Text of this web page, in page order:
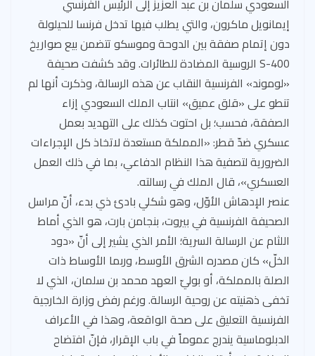
السعودي سلمان بن عبد العزيز إلى الرئيس الفرنسي
إيمانويل ماكرون، والتي يطلب فيها تدخل فرنسا للحيلولة
دون إتمام صفقة بين الدوحة وموسكو تتضمن بيع صواريخ
S-400 الروسية المضادة للطائرات. وقد كشفت صحيفة
«لوموند» الفرنسية النقاب عن هذه الرسالة، وذكرت أنها لم
تنطو على «قلق عميق» انتاب الملك السعودي إزاء
الصفقة، فحسب؛ بل احتوت كذلك على التهديد بعمل
عسكري ضدّ قطر: «المملكة مستعدة لاتخاذ كل الإجراءات
الضرورية لتصفية هذا النظام الدفاعي، بما في ذلك العمل
العسكري»، قال الملك في رسالته.
عنصر الإدهاش الأوّل، وهو شكلي بادئ ذي بدء، أنّ مراسل
الصحيفة الفرنسية في بيروت، بنجامن بارت، هو الذي أماط
اللثام عن الرسالة السرية؛ الأمر الذي يشير إلى أنّ «دود
الخلّ» كان مصدره الشرق الأوسط، وربما الأوساط ذات
الصلة بالمملكة، أو بوليّ العهد محمد بن سلمان، الذي لا
تخفى ذهنيته عن روحية الرسالة. ورغم رفض وزارة الخارجية
الفرنسية التعليق على صحة الواقعة، وهذا في الأعراف
الدبلوماسية يندرج عموماً في باب الإقرار، فإنّ افتضاح